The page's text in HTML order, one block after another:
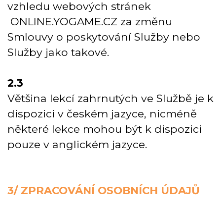
vzhledu webových stránek
ONLINE.YOGAME.CZ za změnu
Smlouvy o poskytování Služby nebo
Služby jako takové.
2.3
Většina lekcí zahrnutých ve Službě je k
dispozici v českém jazyce, nicméně
některé lekce mohou být k dispozici
pouze v anglickém jazyce.
3/ ZPRACOVÁNÍ OSOBNÍCH ÚDAJŮ